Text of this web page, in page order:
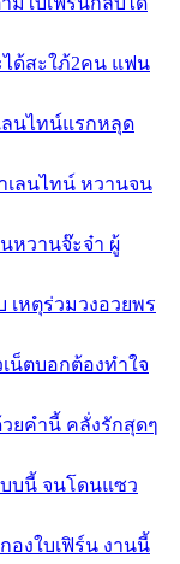
ด้สะใภ้2คน แฟน
ลนไทน์แรกหลุด
เลนไทน์ หวานจน
หวานจ๊ะจ๋า ผู้
เหตุร่วมวงอวยพร
น็ตบอกต้องทำใจ
ยคำนี้ คลั่งรักสุดๆ
บบนี้ จนโดนแซว
งใบเฟิร์น งานนี้